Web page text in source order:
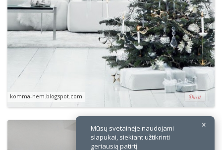
×
komma-hem.blogspot.com
Mūsų svetainėje naudojami
slapukai, siekiant užtikrinti
geriausią patirtį.